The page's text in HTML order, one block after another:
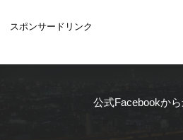
スポンサードリンク
公式Facebookか